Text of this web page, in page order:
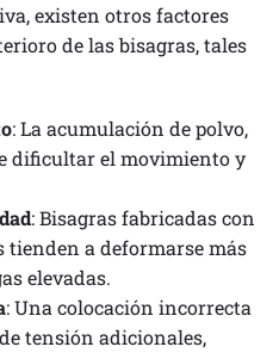
existen otros factores
de las bisagras, tales
: La acumulación de polvo,
dificultar el movimiento y
: Bisagras fabricadas con
tienden a deformarse más
elevadas.
: Una colocación incorrecta
tensión adicionales,